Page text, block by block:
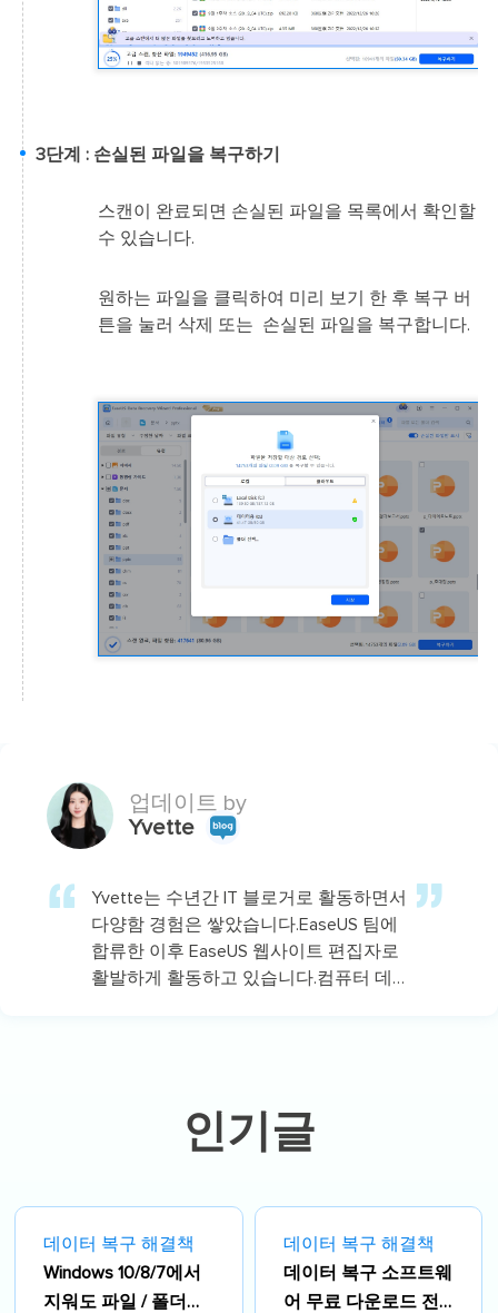
3단계 : 손실된 파일을 복구하기
스캔이 완료되면 손실된 파일을 목록에서 확인할
수 있습니다.
원하는 파일을 클릭하여 미리 보기 한 후 복구 버
튼을 눌러 삭제 또는 손실된 파일을 복구합니다.
업데이트 by
Yvette
Yvette는 수년간 IT 블로거로 활동하면서
다양함 경험은 쌓았습니다.EaseUS 팀에
합류한 이후 EaseUS 웹사이트 편집자로
활발하게 활동하고 있습니다.컴퓨터 데
인기글
데이터 복구 해결책
Windows 10/8/7에서
지워도 파일 / 폴더가
데이터 복구 해결책
데이터 복구 소프트웨
어 무료 다운로드 전